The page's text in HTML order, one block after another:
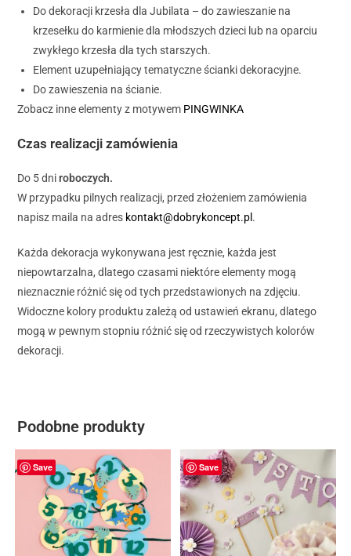
Do dekoracji krzesła dla Jubilata – do zawieszanie na
krzesełku do karmienie dla młodszych dzieci lub na oparciu
zwykłego krzesła dla tych starszych.
Element uzupełniający tematyczne ścianki dekoracyjne.
Do zawieszenia na ścianie.
Zobacz inne elementy z motywem PINGWINKA
Czas realizacji zamówienia
Do 5 dniroboczych.
W przypadku pilnych realizacji, przed złożeniem zamówienia
napisz maila na adres kontakt@dobrykoncept.pl .
Każda dekoracja wykonywana jest ręcznie, każda jest
niepowtarzalna, dlatego czasami niektóre elementy mogą
nieznacznie różnić się od tych przedstawionych na zdjęciu.
Widoczne kolory produktu zależą od ustawień ekranu, dlatego
mogą w pewnym stopniu różnić się od rzeczywistych kolorów
dekoracji.
Podobne produkty
Save Save